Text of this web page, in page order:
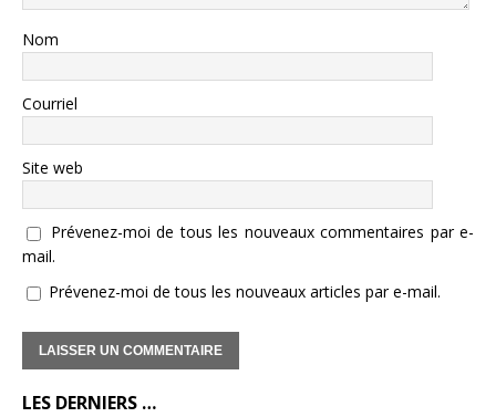
Nom
Courriel
Site web
Prévenez-moi de tous les nouveaux commentaires par e-
mail.
Prévenez-moi de tous les nouveaux articles par e-mail.
LES DERNIERS …